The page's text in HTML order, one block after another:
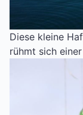
Diese kleine
rühmt sich